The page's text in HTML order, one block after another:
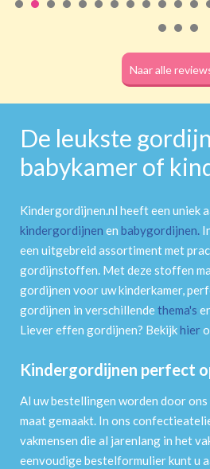
(dubbele tunnel)
Naar alle
De leukste
babykamer of
Kindergordijnen.nl heeft een uniek
kindergordijnen en babygordijnen.
een uitgebreid assortiment met
gordijnstoffen. Met deze stoffen
gordijnen voor uw kinderkamer,
gordijnen in verschillendethema's
Liever effen gordijnen? Bekijkhier
Kindergordijnen perfect
Al uw bestellingen worden door
maat gemaakt. In ons
vakmensen die al jarenlang in het
eenvoudige bestelformulier kunt u